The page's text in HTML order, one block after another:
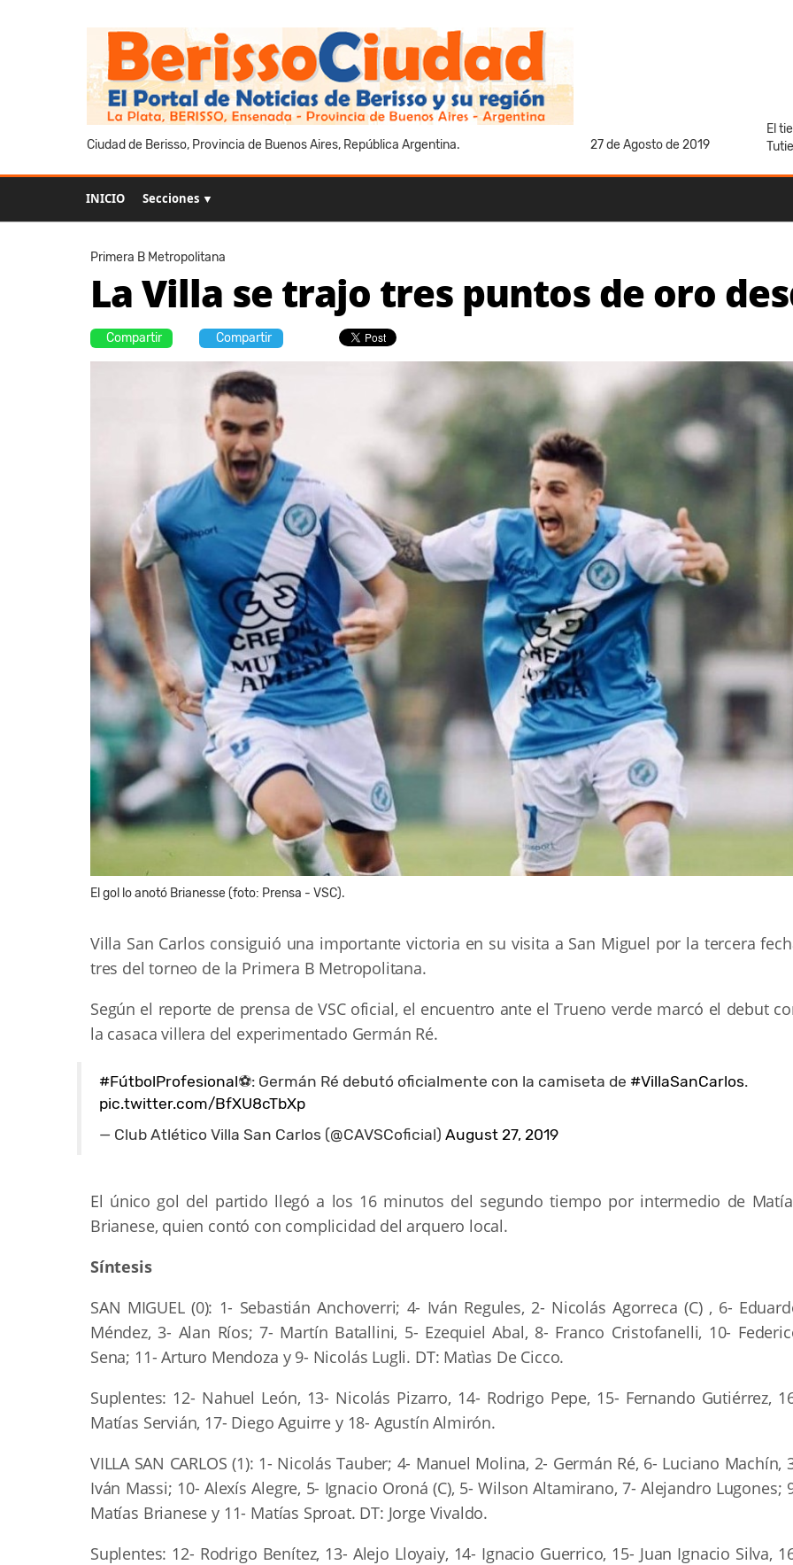
Ciudad de Berisso, Provincia de Buenos Aires, República Argentina. 27 de Agosto de 2019
El
INICIO Secciones ▼
Primera B Metropolitana
La Villa se trajo tres puntos de oro
Compartir Compartir
El gol lo anotó Brianesse (foto: Prensa - VSC).
Villa San Carlos consiguió una importante victoria en su visita a San Miguel por la tercera
tres del torneo de la Primera B Metropolitana.
Según el reporte de prensa de VSC oficial, el encuentro ante el Trueno verde marcó el debut
la casaca villera del experimentado Germán Ré.
#FútbolProfesional⚽: Germán Ré debutó oficialmente con la camiseta de #VillaSanCarlos.
pic.twitter.com/BfXU8cTbXp
— Club Atlético Villa San Carlos (@CAVSCoficial) August 27, 2019
El único gol del partido llegó a los 16 minutos del segundo tiempo por intermedio de
Brianese, quien contó con complicidad del arquero local.
Síntesis
SAN MIGUEL (0): 1- Sebastián Anchoverri; 4- Iván Regules, 2- Nicolás Agorreca (C) , 6-
Méndez, 3- Alan Ríos; 7- Martín Batallini, 5- Ezequiel Abal, 8- Franco Cristofanelli, 10-
Sena; 11- Arturo Mendoza y 9- Nicolás Lugli. DT: Matìas De Cicco.
Suplentes: 12- Nahuel León, 13- Nicolás Pizarro, 14- Rodrigo Pepe, 15- Fernando Gutiérrez,
Matías Servián, 17- Diego Aguirre y 18- Agustín Almirón.
VILLA SAN CARLOS (1): 1- Nicolás Tauber; 4- Manuel Molina, 2- Germán Ré, 6- Luciano Machín,
Iván Massi; 10- Alexís Alegre, 5- Ignacio Oroná (C), 5- Wilson Altamirano, 7- Alejandro Lugones;
Matías Brianese y 11- Matías Sproat. DT: Jorge Vivaldo.
Suplentes: 12- Rodrigo Benítez, 13- Alejo Lloyaiy, 14- Ignacio Guerrico, 15- Juan Ignacio Silva,